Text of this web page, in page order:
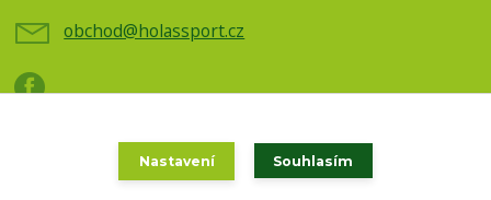
obchod@holassport.cz
Nastavení Souhlasím